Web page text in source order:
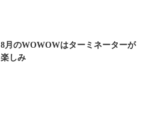
8月のWOWOWはターミネーターが
楽しみ